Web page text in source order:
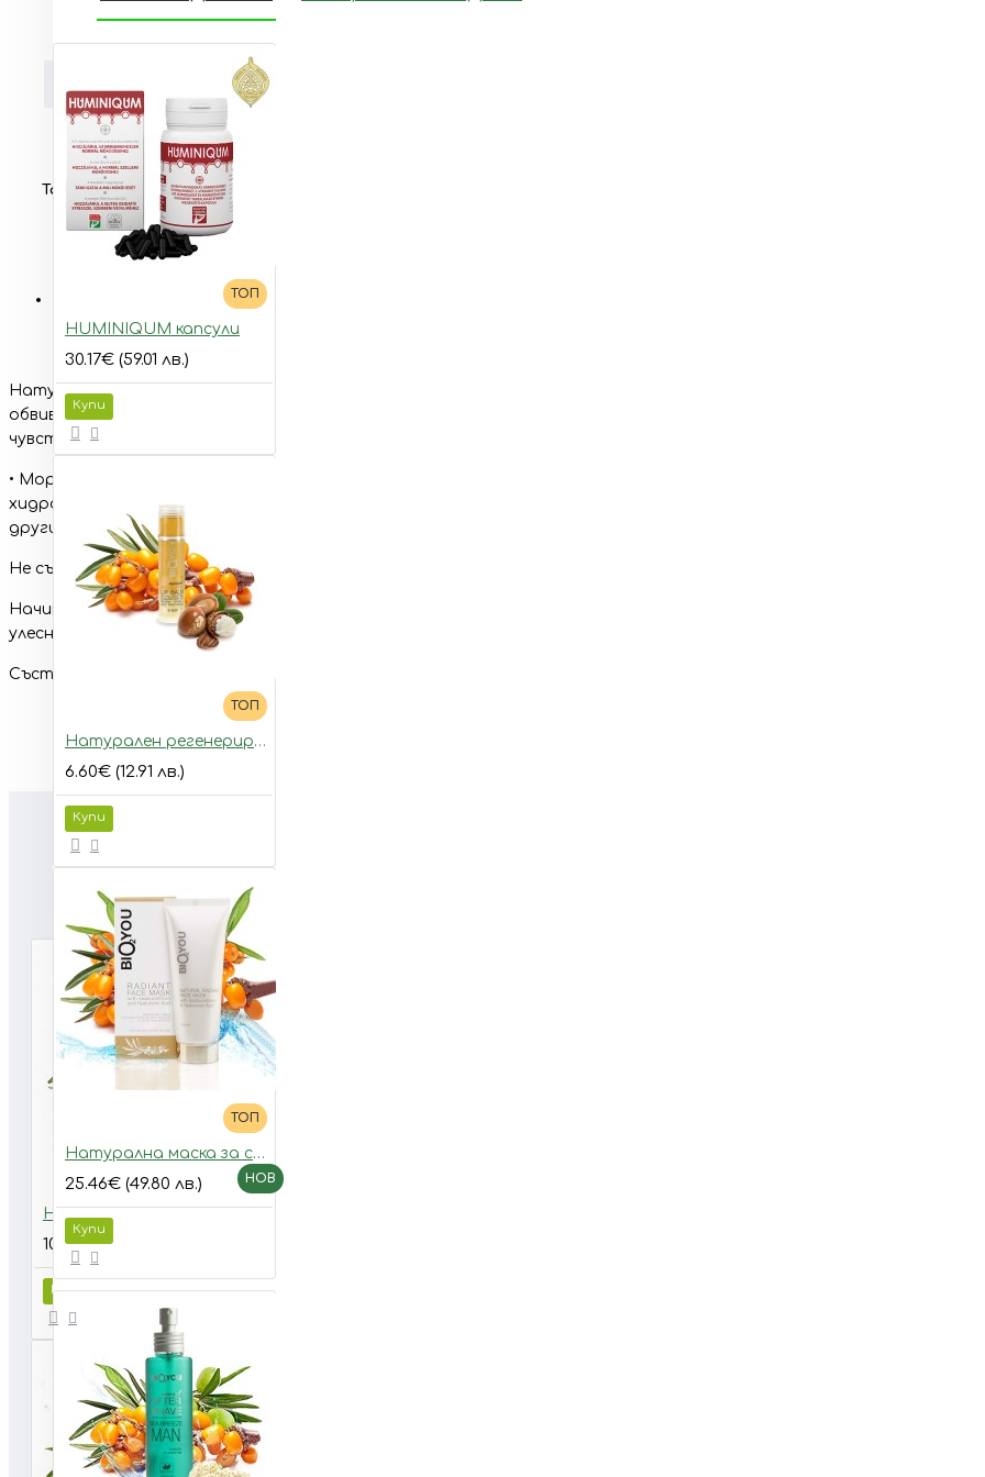
ТОП
HUMINIQUM капсули
30.17€ (59.01 лв.)
Купи
ТОП
Натурален регенериращ балсам за устни с морски зърнастец и хиалуронова киселина
6.60€ (12.91 лв.)
Купи
ТОП
Натурална маска за сияйна кожа с морски зърнастец и хиалуронова киселина
25.46€ (49.80 лв.)
Купи
ДОПЪЛНИТЕЛНА ИНФОРМАЦИЯ
Опаковка 100 мл.
Тагове: натурална
Натурална тоалетна вода за тяло, съчетаваща екзотичния аромат на нар и ревитализиращата сила на
обвива тялото във воал от чувственост. Оставя кожата мека, гладка и приятно ароматизирана след душ.
чувствителна, деликатна и суха. Съдържа:
• Морски зърнастец (облепиха) е мултивитаминен еликсир за кожата на тялото. Подобрява микроциркулацията
хидратира кожата. Забавя стареенето на кожата и възстановява кожата от стресовите фактори на околната
други).
Не съдържа продукти от животински продукти, не е тествана върху животни! Не съдържа изкуствени
Начин на приложение: Напръскайте тялото след вана или душ от разстояние 10-15 см., както и по всяко време на
улесните проникването в кожата.
Състав: Aqua, Hippophae Rhamnoides extract, Parfum, Sodium Benzoate, Potassium Sorbate, CI16255.
PEOPLE ALSO BOUGHT
НОВ
10.17€
Купи